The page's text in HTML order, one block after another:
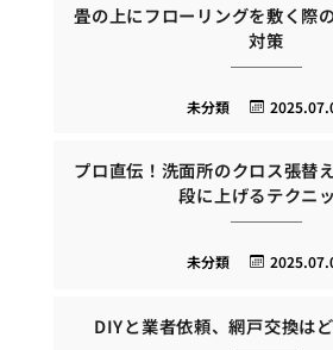
畳の上にフローリングを敷く際
対策
未分類
プロ直伝！洗面所のクロス張替
段に上げるテクニ
未分類
DIYと業者依頼、網戸交換は